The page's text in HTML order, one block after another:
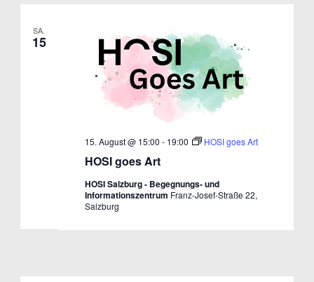
SA.
15
HOSI goes Art
15. August @ 15:00 - 19:00 HOSI goes Art
HOSI Salzburg - Begegnungs- und
Informationszentrum Franz-Josef-Straße 22,
Salzburg